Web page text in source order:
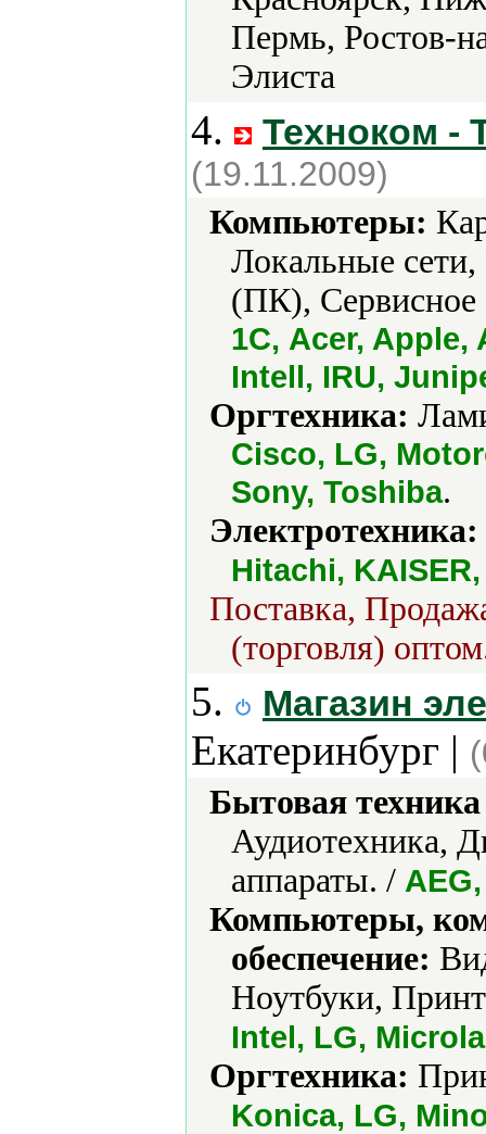
Пермь, Ростов-
Элиста
4. Техноком -
(19.11.2009)
Компьютеры:
Локальные
(ПК), Сервисное
1С, Acer, Apple,
Intell, IRU,
Оргтехника:
Cisco, LG,
Sony, Toshiba.
Электротехника:
Hitachi,
Поставка,
(торговля)
5. Магазин
Екатеринбург |
Бытовая
Аудиотехника,
аппараты. /
Компьютеры,
обеспечение:
Ноутбуки,
Intel, LG,
Оргтехника:
Konica, LG,